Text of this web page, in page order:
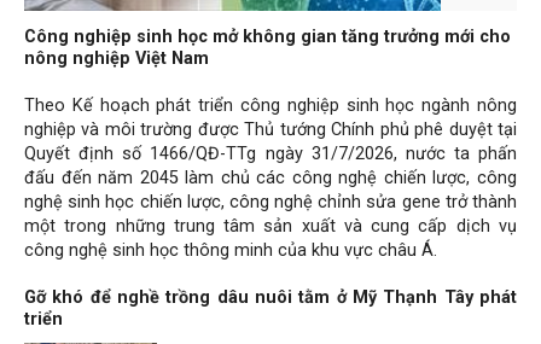
Công nghiệp sinh học mở không gian tăng trưởng mới cho
nông nghiệp Việt Nam
Theo Kế hoạch phát triển công nghiệp sinh học ngành nông
nghiệp và môi trường được Thủ tướng Chính phủ phê duyệt tại
Quyết định số 1466/QĐ-TTg ngày 31/7/2026, nước ta phấn
đấu đến năm 2045 làm chủ các công nghệ chiến lược, công
nghệ sinh học chiến lược, công nghệ chỉnh sửa gene trở thành
một trong những trung tâm sản xuất và cung cấp dịch vụ
công nghệ sinh học thông minh của khu vực châu Á.
Gỡ khó để nghề trồng dâu nuôi tằm ở Mỹ Thạnh Tây phát
triển